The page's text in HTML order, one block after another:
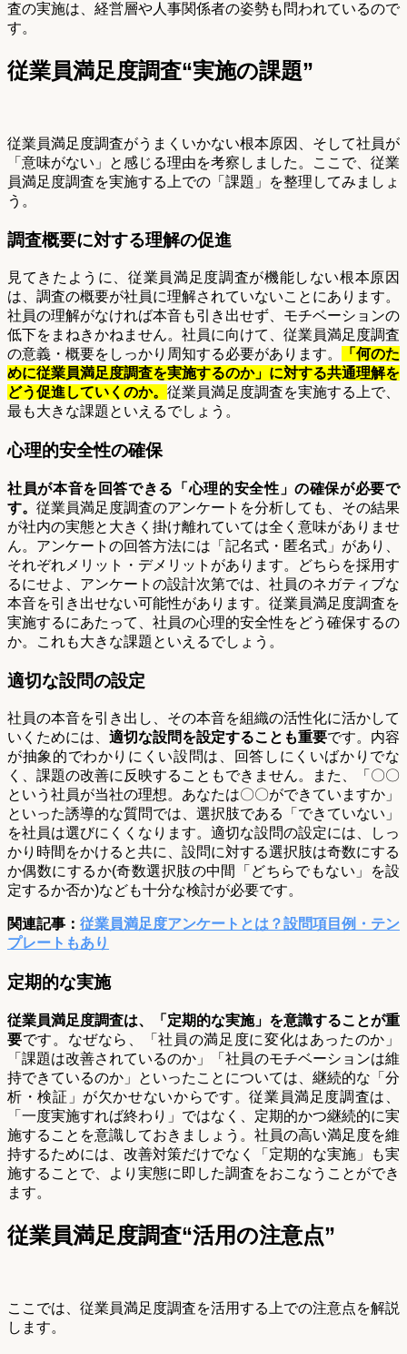
査の実施は、経営層や人事関係者の姿勢も問われているので
す。
従業員満足度調査“実施の課題”
従業員満足度調査がうまくいかない根本原因、そして社員が
「意味がない」と感じる理由を考察しました。ここで、従業
員満足度調査を実施する上での「課題」を整理してみましょ
う。
調査概要に対する理解の促進
見てきたように、従業員満足度調査が機能しない根本原因
は、調査の概要が社員に理解されていないことにあります。
社員の理解がなければ本音も引き出せず、モチベーションの
低下をまねきかねません。社員に向けて、従業員満足度調査
の意義・概要をしっかり周知する必要があります。
「何のた
めに従業員満足度調査を実施するのか」に対する共通理解を
どう促進していくのか。 従業員満足度調査を実施する上で、
最も大きな課題といえるでしょう。
心理的安全性の確保
社員が本音を回答できる「心理的安全性」の確保が必要で
す。 従業員満足度調査のアンケートを分析しても、その結果
が社内の実態と大きく掛け離れていては全く意味がありませ
ん。アンケートの回答方法には「記名式・匿名式」があり、
それぞれメリット・デメリットがあります。どちらを採用す
るにせよ、アンケートの設計次第では、社員のネガティブな
本音を引き出せない可能性があります。従業員満足度調査を
実施するにあたって、社員の心理的安全性をどう確保するの
か。これも大きな課題といえるでしょう。
適切な設問の設定
社員の本音を引き出し、その本音を組織の活性化に活かして
いくためには、 適切な設問を設定することも重要です。内容
が抽象的でわかりにくい設問は、回答しにくいばかりでな
く、課題の改善に反映することもできません。また、「〇〇
という社員が当社の理想。あなたは〇〇ができていますか」
といった誘導的な質問では、選択肢である「できていない」
を社員は選びにくくなります。適切な設問の設定には、しっ
かり時間をかけると共に、設問に対する選択肢は奇数にする
か偶数にするか(奇数選択肢の中間「どちらでもない」を設
定するか否か)なども十分な検討が必要です。
関連記事： 従業員満足度アンケートとは？設問項目例・テン
プレートもあり
定期的な実施
従業員満足度調査は、「定期的な実施」を意識することが重
要です。なぜなら、「社員の満足度に変化はあったのか」
「課題は改善されているのか」「社員のモチベーションは維
持できているのか」といったことについては、継続的な「分
析・検証」が欠かせないからです。従業員満足度調査は、
「一度実施すれば終わり」ではなく、定期的かつ継続的に実
施することを意識しておきましょう。社員の高い満足度を維
持するためには、改善対策だけでなく「定期的な実施」も実
施することで、より実態に即した調査をおこなうことができ
ます。
従業員満足度調査“活用の注意点”
ここでは、従業員満足度調査を活用する上での注意点を解説
します。